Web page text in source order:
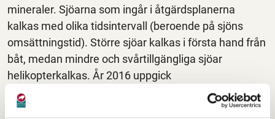
mineraler. Sjöarna som ingår i åtgärdsplanerna
kalkas med olika tidsintervall (beroende på sjöns
omsättningstid). Större sjöar kalkas i första hand från
båt, medan mindre och svårtillgängliga sjöar
helikopterkalkas. År 2016 uppgick
kalkningkostnaderna i Norbergs kommun till cirka
230 000 kronor, varav 85 % betalades av staten.